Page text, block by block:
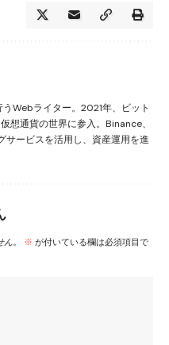
Webライター。2021年、ビット
想通貨の世界に参入。Binance、
ービスを活用し、資産運用を進
。 ※ が付いている欄は必須項目で